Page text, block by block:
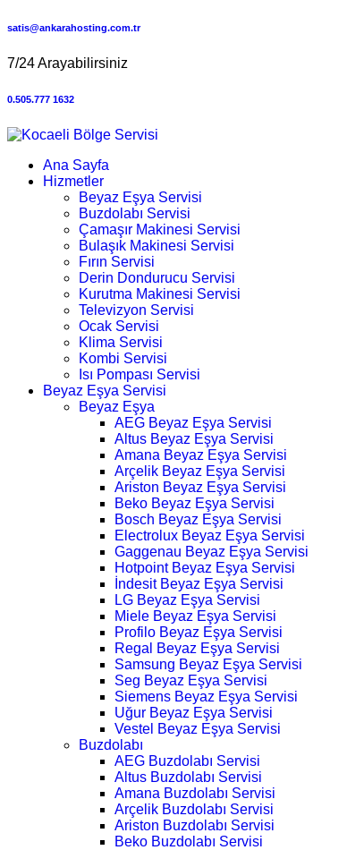
satis@ankarahosting.com.tr
7/24 Arayabilirsiniz
0.505.777 1632
Ana Sayfa
Hizmetler
Beyaz Eşya Servisi
Buzdolabı Servisi
Çamaşır Makinesi Servisi
Bulaşık Makinesi Servisi
Fırın Servisi
Derin Dondurucu Servisi
Kurutma Makinesi Servisi
Televizyon Servisi
Ocak Servisi
Klima Servisi
Kombi Servisi
Isı Pompası Servisi
Beyaz Eşya Servisi
Beyaz Eşya
AEG Beyaz Eşya Servisi
Altus Beyaz Eşya Servisi
Amana Beyaz Eşya Servisi
Arçelik Beyaz Eşya Servisi
Ariston Beyaz Eşya Servisi
Beko Beyaz Eşya Servisi
Bosch Beyaz Eşya Servisi
Electrolux Beyaz Eşya Servisi
Gaggenau Beyaz Eşya Servisi
Hotpoint Beyaz Eşya Servisi
İndesit Beyaz Eşya Servisi
LG Beyaz Eşya Servisi
Miele Beyaz Eşya Servisi
Profilo Beyaz Eşya Servisi
Regal Beyaz Eşya Servisi
Samsung Beyaz Eşya Servisi
Seg Beyaz Eşya Servisi
Siemens Beyaz Eşya Servisi
Uğur Beyaz Eşya Servisi
Vestel Beyaz Eşya Servisi
Buzdolabı
AEG Buzdolabı Servisi
Altus Buzdolabı Servisi
Amana Buzdolabı Servisi
Arçelik Buzdolabı Servisi
Ariston Buzdolabı Servisi
Beko Buzdolabı Servisi